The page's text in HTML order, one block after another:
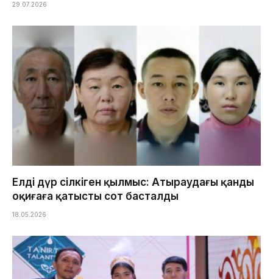
29.07.2026
Елді дүр сілкіген қылмыс: Атыраудағы қанды
оқиғаға қатысты сот басталды
18.05.2026